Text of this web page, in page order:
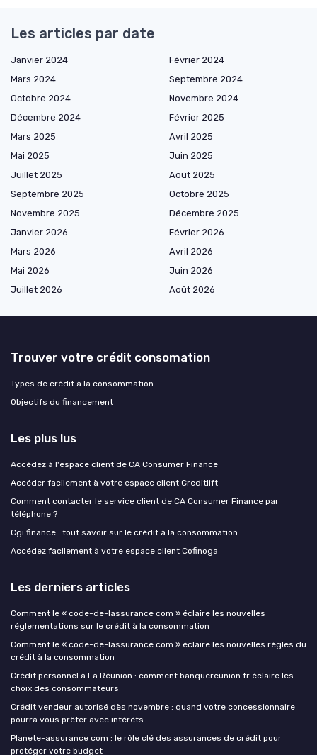
Les articles par date
Janvier 2024
Février 2024
Mars 2024
Septembre 2024
Octobre 2024
Novembre 2024
Décembre 2024
Février 2025
Mars 2025
Avril 2025
Mai 2025
Juin 2025
Juillet 2025
Août 2025
Septembre 2025
Octobre 2025
Novembre 2025
Décembre 2025
Janvier 2026
Février 2026
Mars 2026
Avril 2026
Mai 2026
Juin 2026
Juillet 2026
Août 2026
Trouver votre crédit consomation
Types de crédit à la consommation
Objectifs du financement
Les plus lus
Accédez à l'espace client de CA Consumer Finance
Accéder facilement à votre espace client Creditlift
Comment contacter le service client de CA Consumer Finance par
téléphone ?
Cgi finance : tout savoir sur le crédit à la consommation
Accédez facilement à votre espace client Cofinoga
Les derniers articles
Comment le « code-de-lassurance com » éclaire les nouvelles
réglementations sur le crédit à la consommation
Comment le « code-de-lassurance com » éclaire les nouvelles règles du
crédit à la consommation
Crédit personnel à La Réunion : comment banquereunion fr éclaire les
choix des consommateurs
Crédit vendeur autorisé dès novembre : quand votre concessionnaire
pourra vous prêter avec intérêts
Planete-assurance com : le rôle clé des assurances de crédit pour
protéger votre budget